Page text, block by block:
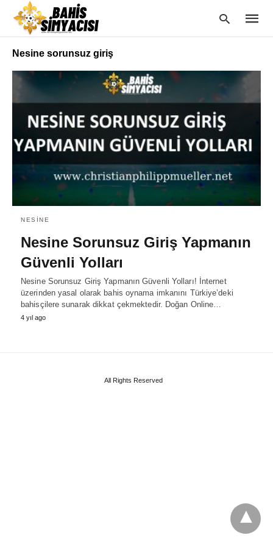
your
hit
enter:
Nesine sorunsuz giriş
NESINE
Nesine Sorunsuz Giriş Yapmanın
Güvenli Yolları
Nesine Sorunsuz Giriş Yapmanın Güvenli Yolları! İnternet
üzerinden yasal olarak bahis oynama imkanını Türkiye’deki
bahisçilere sunarak dikkat çekmektedir. Doğan Online…
4 yıl ago
All Rights Reserved